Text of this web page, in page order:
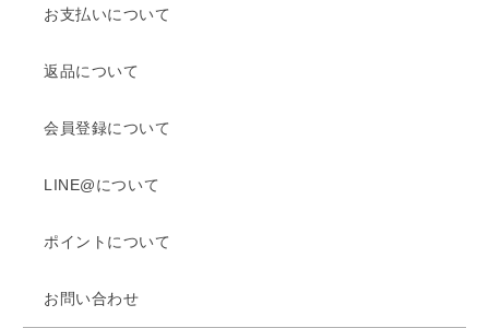
お支払いについて
返品について
会員登録について
LINE@について
ポイントについて
お問い合わせ